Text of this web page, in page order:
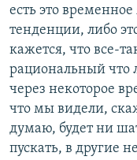
есть это
тенденции, либо
кажется, что все-
рациональный что
через некоторое
что мы видели,
думаю, будет ни
пускать, в другие